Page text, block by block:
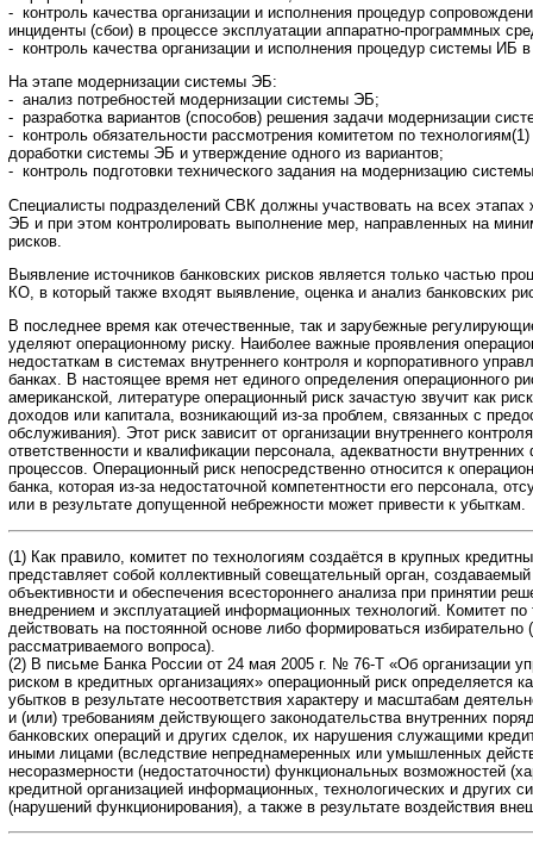
- контроль качества организации и исполнения процедур
инциденты (сбои) в процессе эксплуатации аппаратно-программных
- контроль качества организации и исполнения процедур системы ИБ
На этапе модернизации системы ЭБ:
- анализ потребностей модернизации системы ЭБ;
- разработка вариантов (способов) решения задачи модернизации
- контроль обязательности рассмотрения комитетом по
доработки системы ЭБ и утверждение одного из вариантов;
- контроль подготовки технического задания на модернизацию
Специалисты подразделений СВК должны участвовать на всех этапах
ЭБ и при этом контролировать выполнение мер, направленных на
рисков.
Выявление источников банковских рисков является только частью
КО, в который также входят выявление, оценка и анализ банковских
В последнее время как отечественные, так и зарубежные
уделяют операционному риску. Наиболее важные проявления
недостаткам в системах внутреннего контроля и корпоративного
банках. В настоящее время нет единого определения операционного
американской, литературе операционный риск зачастую звучит как
доходов или капитала, возникающий из-за проблем, связанных с
обслуживания). Этот риск зависит от организации внутреннего
ответственности и квалификации персонала, адекватности
процессов. Операционный риск непосредственно относится к
банка, которая из-за недостаточной компетентности его персонала,
или в результате допущенной небрежности может привести к убыткам.
(1) Как правило, комитет по технологиям создаётся в крупных
представляет собой коллективный совещательный орган,
объективности и обеспечения всестороннего анализа при принятии
внедрением и эксплуатацией информационных технологий. Комитет
действовать на постоянной основе либо формироваться
рассматриваемого вопроса).
(2) В письме Банка России от 24 мая 2005 г. № 76-Т «Об организации
риском в кредитных организациях» операционный риск определяется
убытков в результате несоответствия характеру и масштабам
и (или) требованиям действующего законодательства внутренних
банковских операций и других сделок, их нарушения служащими
иными лицами (вследствие непреднамеренных или умышленных
несоразмерности (недостаточности) функциональных возможностей
кредитной организацией информационных, технологических и других
(нарушений функционирования), а также в результате воздействия